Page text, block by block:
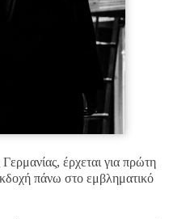
έρχεται για πρώτη
πάνω στο εμβληματικό